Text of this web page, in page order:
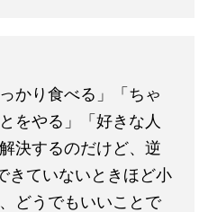
かり食べる」「ちゃ
をやる」「好きな人
決するのだけど、逆
きていないときほど小
どうでもいいことで